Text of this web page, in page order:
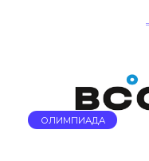
ОЛИМПИАДА